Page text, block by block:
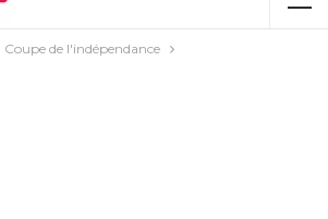
Coupe de l'indépendance